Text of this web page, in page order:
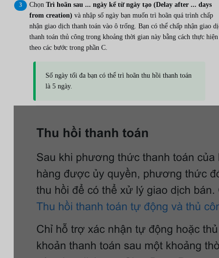
Chọn Trì hoãn sau ... ngày kể từ ngày tạo (Delay after ... days
from creation) và nhập số ngày bạn muốn trì hoãn quá trình chấp
nhận giao dịch thanh toán vào ô trống. Bạn có thể chấp nhận giao
thanh toán thủ công trong khoảng thời gian này bằng cách thực hiện
theo các bước trong phần C.
Số ngày tối đa bạn có thể trì hoãn thu hồi thanh toán
là 5 ngày.